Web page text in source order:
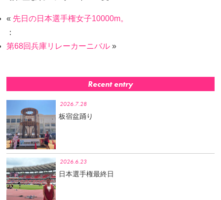
« 先日の日本選手権女子10000m。
：
第68回兵庫リレーカーニバル »
Recent entry
2026.7.28
板宿盆踊り
2026.6.23
日本選手権最終日